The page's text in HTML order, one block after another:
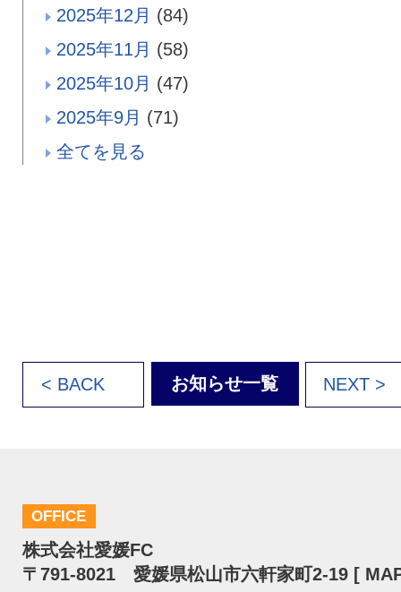
2025年12月 (84)
2025年11月 (58)
2025年10月 (47)
2025年9月 (71)
全てを見る
< BACK お知らせ一覧 NEXT >
OFFICE
株式会社愛媛FC
〒791-8021 愛媛県松山市六軒家町2-19 [